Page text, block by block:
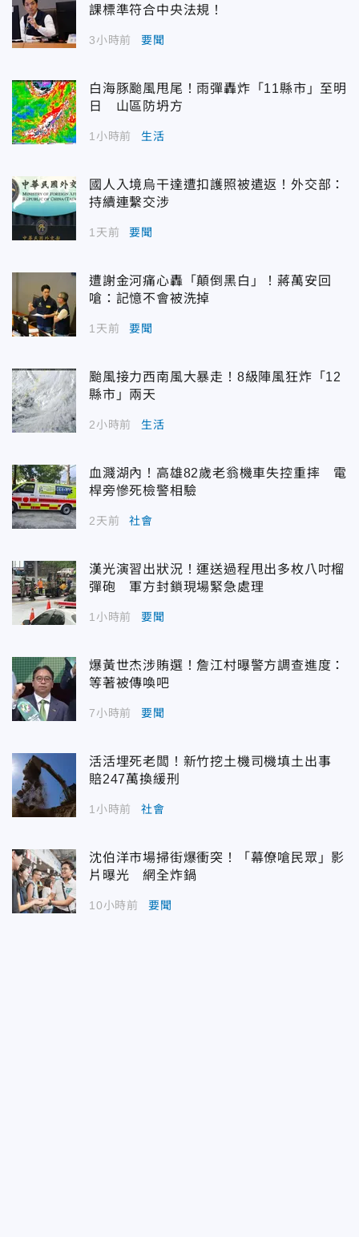
課標準符合中央法規！
3小時前 要聞
白海豚颱風甩尾！雨彈轟炸「11縣市」至明
日 山區防坍方
1小時前 生活
國人入境烏干達遭扣護照被遣返！外交部：
持續連繫交涉
1天前 要聞
遭謝金河痛心轟「顛倒黑白」！蔣萬安回
嗆：記憶不會被洗掉
1天前 要聞
颱風接力西南風大暴走！8級陣風狂炸「12
縣市」兩天
2小時前 生活
血濺湖內！高雄82歲老翁機車失控重摔 電
桿旁慘死檢警相驗
2天前 社會
漢光演習出狀況！運送過程甩出多枚八吋榴
彈砲 軍方封鎖現場緊急處理
1小時前 要聞
爆黃世杰涉賄選！詹江村曝警方調查進度：
等著被傳喚吧
7小時前 要聞
活活埋死老闆！新竹挖土機司機填土出事
賠247萬換緩刑
1小時前 社會
沈伯洋市場掃街爆衝突！「幕僚嗆民眾」影
片曝光 網全炸鍋
10小時前 要聞